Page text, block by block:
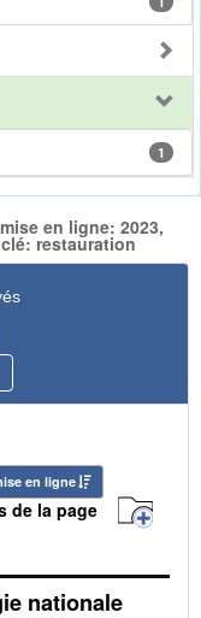
1
en ligne: 2023,
restauration
en ligne
de la page
nationale